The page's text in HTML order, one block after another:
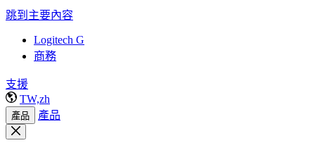
跳到主要內容
Logitech G
商務
支援
TW,zh
產品 產品